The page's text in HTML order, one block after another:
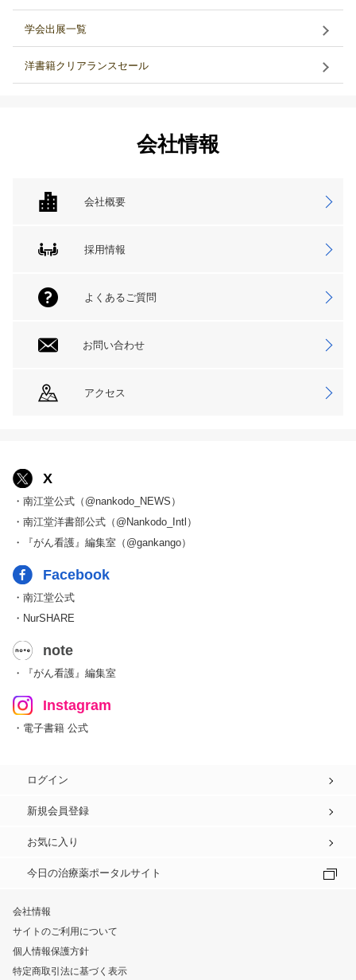
学会出展一覧
洋書籍クリアランスセール
会社情報
会社概要
採用情報
よくあるご質問
お問い合わせ
アクセス
X
・南江堂公式（@nankodo_NEWS）
・南江堂洋書部公式（@Nankodo_Intl）
・『がん看護』編集室（@gankango）
Facebook
・南江堂公式
・NurSHARE
note
・『がん看護』編集室
Instagram
・電子書籍 公式
ログイン
新規会員登録
お気に入り
今日の治療薬ポータルサイト
会社情報
サイトのご利用について
個人情報保護方針
特定商取引法に基づく表示